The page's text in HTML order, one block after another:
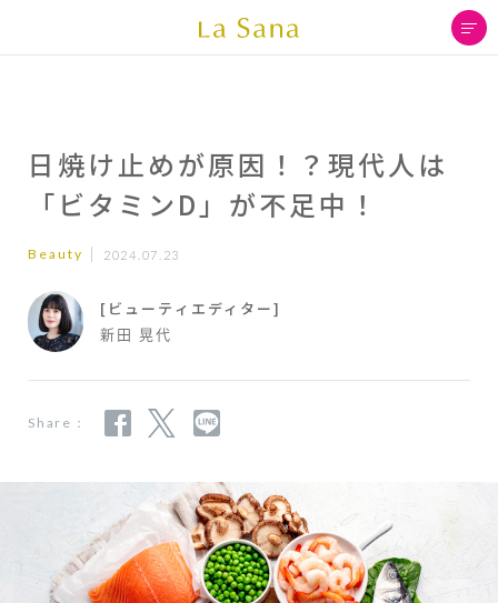
日焼け止めが原因！？現代人は
「ビタミンD」が不足中！
Beauty 2024.07.23
[ビューティエディター]
新田 晃代
Share：